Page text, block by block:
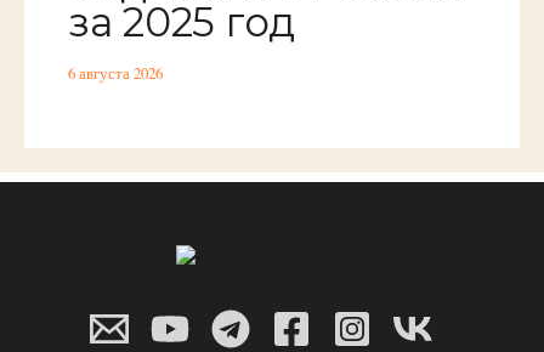
за 2025 год
6 августа 2026